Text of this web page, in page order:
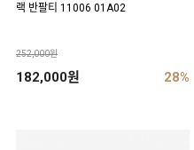
랙 반팔티 11006 01A02
252,000원
182,000원 28%